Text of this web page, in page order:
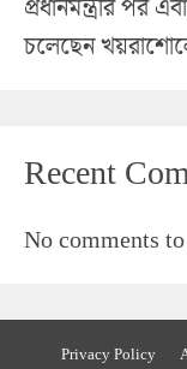
প্রধানমন্ত্রীর পর
চলেছেন
Recent
No comments
Privacy Policy